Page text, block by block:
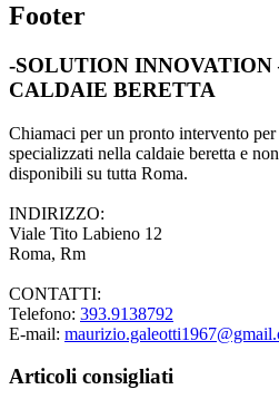
Footer
-SOLUTION
CALDAIE BERETTA
Chiamaci per un pronto intervento
specializzati nella caldaie beretta e
disponibili su tutta Roma.
INDIRIZZO:
Viale Tito Labieno 12
Roma, Rm
CONTATTI:
Telefono: 393.9138792
E-mail:
Articoli consigliati